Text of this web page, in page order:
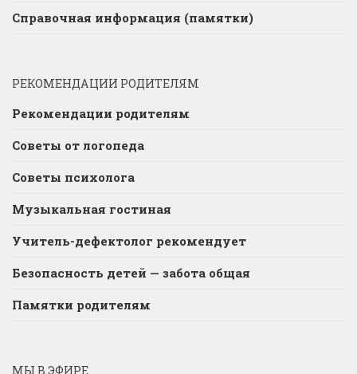
Справочная информация (памятки)
РЕКОМЕНДАЦИИ РОДИТЕЛЯМ
Рекомендации родителям
Советы от логопеда
Советы психолога
Музыкальная гостиная
Учитель-дефектолог рекомендует
Безопасность детей — забота общая
Памятки родителям
МЫ В ЭФИРЕ